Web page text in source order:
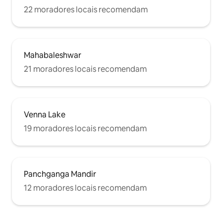
22 moradores locais recomendam
Mahabaleshwar
21 moradores locais recomendam
Venna Lake
19 moradores locais recomendam
Panchganga Mandir
12 moradores locais recomendam